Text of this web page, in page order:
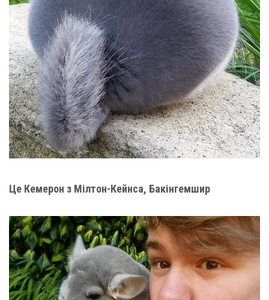
Це Кемерон з Мілтон-Кейнса, Бакінгемшир